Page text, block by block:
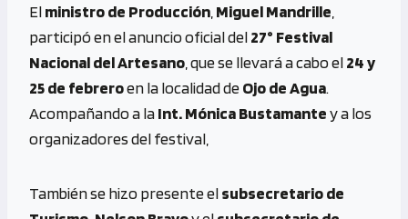
b
o
o
k
se
n
g
er
py
Li
n
k
gr
a
m
at
s
A
p
p
Elministro de Producción Miguel Mandrille
participó en el anuncio oficial del27° Festival
Nacional del Artesano , que se llevará a cabo el24 y
25 de febreroen la localidad deOjo de Agua.
Acompañando a laInt. Mónica Bustamantey a los
organizadores del festival,
También se hizo presente elsubsecretario de